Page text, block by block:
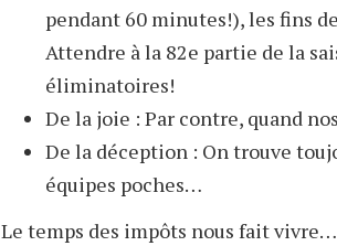
pendant 60 minutes!), les fins
Attendre à la 82e partie de la
éliminatoires!
De la joie : Par contre, quand
De la déception : On trouve
équipes poches…
Le temps des impôts nous fait vivre…